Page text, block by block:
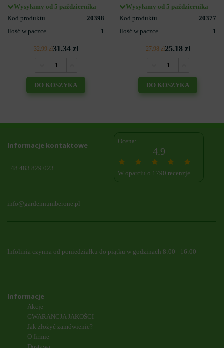
Wysyłamy od 5 października
Kod produktu
20398
Ilość w paczce
1
32.99 zł31.34 zł
DO KOSZYKA
Wysyłamy od 5 października
Kod produktu
20377
Ilość w paczce
1
27.98 zł25.18 zł
DO KOSZYKA
Informacje kontaktowe
+48 483 829 023
Ocena:
4.9
W oparciu o 1790 recenzje
info@gardennumberone.pl
Infolinia czynna od poniedziałku do piątku w godzinach 8:00 - 16:00
Informacje
Akcje
GWARANCJA JAKOŚCI
Jak złożyć zamówienie?
O firmie